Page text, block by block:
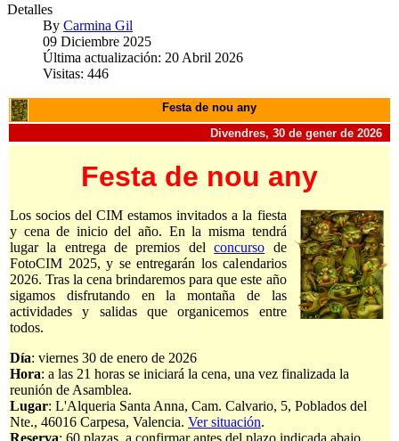
Detalles
By Carmina Gil
09 Diciembre 2025
Última actualización: 20 Abril 2026
Visitas: 446
Festa de nou any
Divendres, 30 de gener de 2026
Festa de nou any
Los socios del CIM estamos invitados a la fiesta
y cena de inicio del año. En la misma tendrá
lugar la entrega de premios delconcurso de
FotoCIM 2025, y se entregarán los calendarios
2026. Tras la cena brindaremos para que este año
sigamos disfrutando en la montaña de las
actividades y salidas que organicemos entre
todos.
Día: viernes 30 de enero de 2026
Hora: a las 21 horas se iniciará la cena, una vez finalizada la
reunión de Asamblea.
Lugar: L'Alqueria Santa Anna, Cam. Calvario, 5, Poblados del
Nte., 46016 Carpesa, Valencia. Ver situación.
Reserva: 60 plazas, a confirmar antes del plazo indicada abajo.